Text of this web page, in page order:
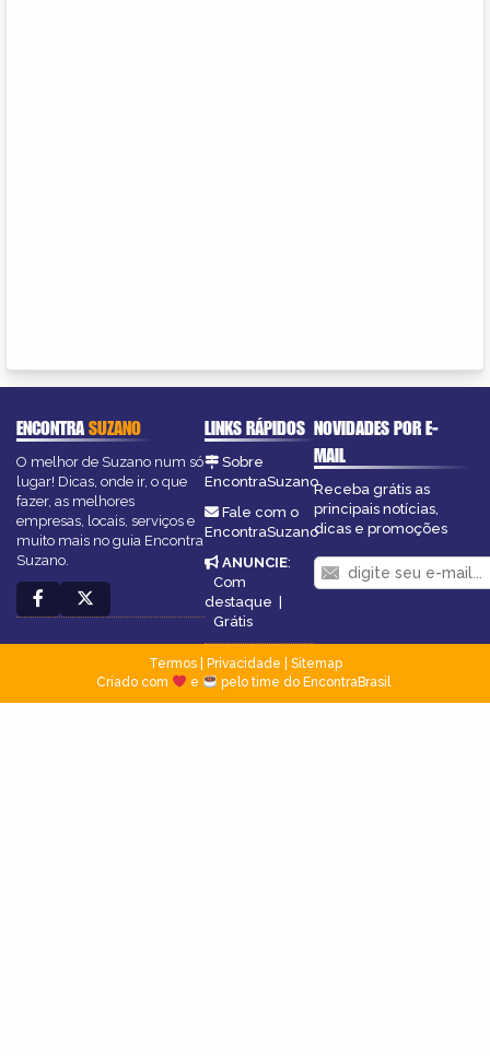
ENCONTRASUZANO
O melhor de Suzano num só
lugar! Dicas, onde ir, o que
fazer, as melhores
empresas, locais, serviços e
muito mais no guia Encontra
Suzano.
LINKS RÁPIDOS
Sobre
EncontraSuzano
Fale com o
EncontraSuzano
ANUNCIE:
Com
destaque
Grátis
NOVIDADES POR E-
MAIL
Receba grátis as
principais notícias,
dicas e promoções
Termos| Privacidade
Sitemap
Criado com
e pelo time do EncontraBrasil